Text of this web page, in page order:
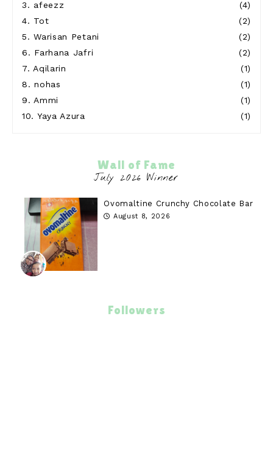
3. afeezz
(4)
4. Tot
(2)
5.Warisan Petani
(2)
6. Farhana Jafri
(2)
7. Aqilarin
(1)
8.nohas
(1)
9. Ammi
(1)
10. Yaya Azura (1)
Wall of Fame
Ovomaltine Crunchy Chocolate Bar
August 8, 2026
Followers